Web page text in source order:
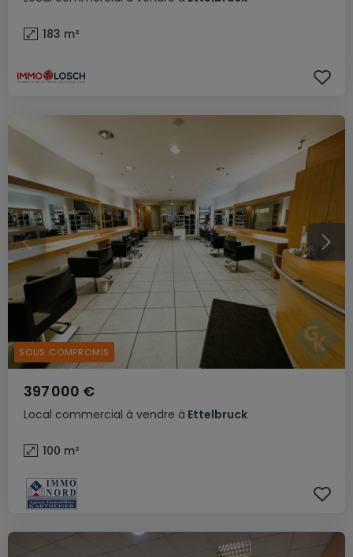
183 m²
Local commercial à vendre à Ettelbruck
397 000 €
100 m²
SOUS COMPROMIS